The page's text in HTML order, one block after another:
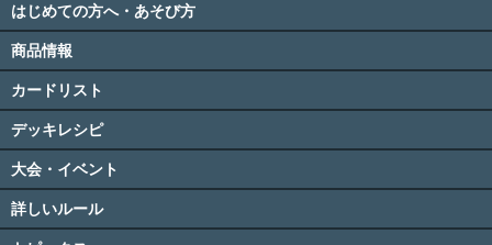
はじめての方へ・あそび方
商品情報
カードリスト
デッキレシピ
大会・イベント
詳しいルール